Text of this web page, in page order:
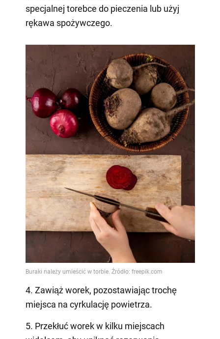
specjalnej torebce do pieczenia lub użyj
rękawa spożywczego.
4. Zawiąż worek, pozostawiając trochę
miejsca na cyrkulację powietrza.
5. Przekłuć worek w kilku miejscach